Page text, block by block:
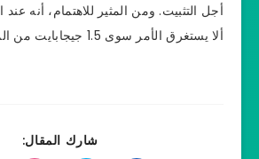
أجل التثبيت. ومن المثير للاهتمام، أنه
ألا يستغرق الأمر سوى 1.5 جيجابايت من المساحة.
شارك المقال: